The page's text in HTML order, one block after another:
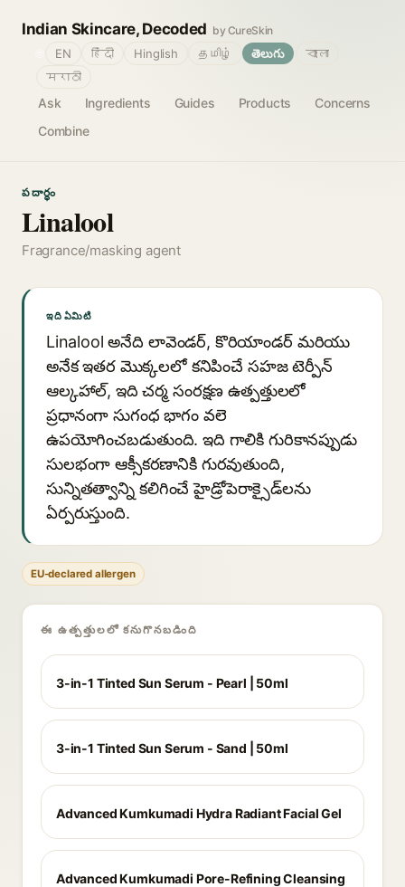
Indian Skincare, Decoded by CureSkin
Ask Ingredients Guides Products
Concerns
Combine
EN हिंदी Hinglish தமிழ் తెలుగు
বাংলা
मराठी
పదార్థం
Linalool
Fragrance/masking agent
ఇది ఏమిటి
Linalool అనేది లావెండర్, కొరియాండర్ మరియు
అనేక ఇతర మొక్కలలో కనిపించే సహజ టెర్పీన్
ఆల్కహాల్, ఇది చర్మ సంరక్షణ ఉత్పత్తులలో
ప్రధానంగా సుగంధ భాగం వలె
ఉపయోగించబడుతుంది. ఇది గాలికి గురికానప్పుడు
సులభంగా ఆక్సీకరణానికి గురవుతుంది,
సున్నితత్వాన్ని కలిగించే హైడ్రోపెరాక్సైడ్‌లను
ఏర్పరుస్తుంది.
EU-declared allergen
ఈ ఉత్పత్తులలో కనుగొనబడింది
3-in-1 Tinted Sun Serum - Pearl | 50ml
3-in-1 Tinted Sun Serum - Sand | 50ml
Advanced Kumkumadi Hydra Radiant Facial Gel
Advanced Kumkumadi Pore-Refining Cleansing